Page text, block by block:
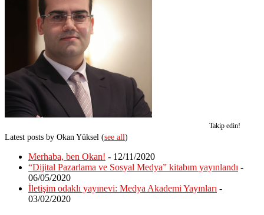
Takip edin!
Latest posts by Okan Yüksel (see all)
Merhaba, ben Okan! - 12/11/2020
“Dijital Pazarlama ve Sosyal Medya” kitabım yayınlandı -
06/05/2020
İletişim odaklı yayınevi: Medya Akademi Yayınları -
03/02/2020